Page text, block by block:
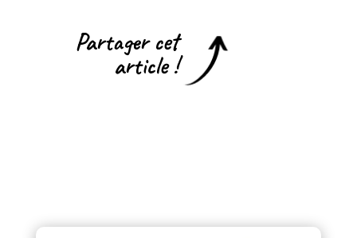
Partager cet
article !